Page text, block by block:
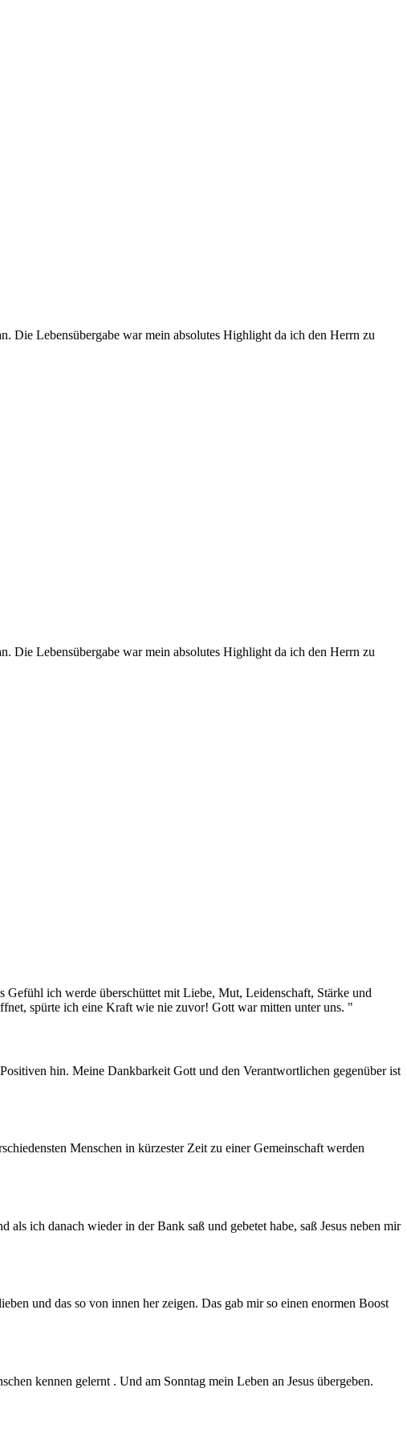
Die Lebensübergabe war mein absolutes Highlight da ich den Herrn zu
Die Lebensübergabe war mein absolutes Highlight da ich den Herrn zu
ich werde überschüttet mit Liebe, Mut, Leidenschaft, Stärke und
spürte ich eine Kraft wie nie zuvor! Gott war mitten unter uns. "
hin. Meine Dankbarkeit Gott und den Verantwortlichen gegenüber ist
Menschen in kürzester Zeit zu einer Gemeinschaft werden
ich danach wieder in der Bank saß und gebetet habe, saß Jesus neben mir
und das so von innen her zeigen. Das gab mir so einen enormen Boost
kennen gelernt . Und am Sonntag mein Leben an Jesus übergeben.